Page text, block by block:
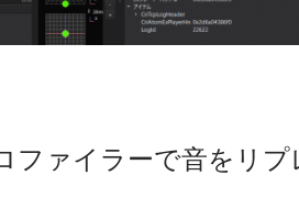
ファイラーで音をリプ